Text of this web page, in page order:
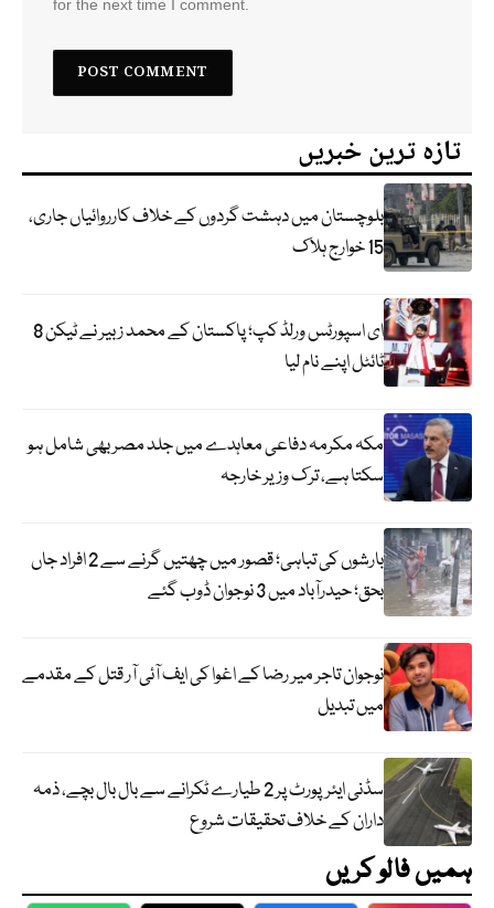
for the next time I comment.
تازہ ترین خبریں
بلوچستان میں دہشت گردوں کے خلاف کارروائیاں جاری،
15 خوارج ہلاک
ای اسپورٹس ورلڈ کپ؛ پاکستان کے محمد زبیر نے ٹیکن 8
ٹائٹل اپنے نام لیا
مکہ مکرمہ دفاعی معاہدے میں جلد مصر بھی شامل ہو
سکتا ہے، ترک وزیر خارجہ
بارشوں کی تباہی؛ قصور میں چھتیں گرنے سے 2 افراد جاں
بحق؛ حیدرآباد میں 3 نوجوان ڈوب گئے
نوجوان تاجر میر رضا کے اغوا کی ایف آئی آر قتل کے مقدمے
میں تبدیل
سڈنی ایئرپورٹ پر 2 طیارے ٹکرانے سے بال بال بچے، ذمہ
داران کے خلاف تحقیقات شروع
ہمیں فالو کریں